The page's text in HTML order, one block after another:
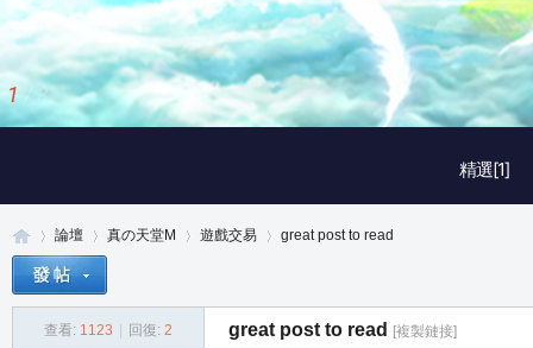
精選[1]
2 / 3
論壇
›
真の天堂M 遊戲交易
›
great post to read
查看: 1123 回復: 2 great post to read [複製鏈接]